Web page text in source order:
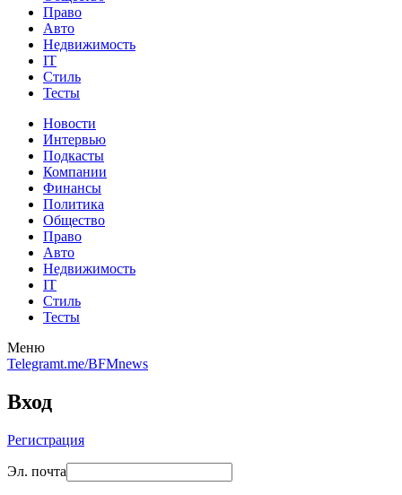
Право
Авто
Недвижимость
IT
Стиль
Тесты
Новости
Интервью
Подкасты
Компании
Финансы
Политика
Общество
Право
Авто
Недвижимость
IT
Стиль
Тесты
Меню
Telegramt.me/BFMnews
Вход
Регистрация
Эл. почта